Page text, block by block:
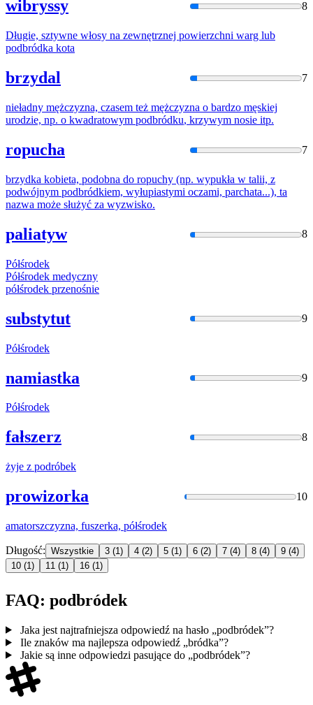
wibryssy 8
Długie, sztywne włosy na zewnętrznej powierzchni warg lub
podbródka kota
brzydal 7
nieładny mężczyzna, czasem też mężczyzna o bardzo męskiej
urodzie, np. o kwadratowym podbródku, krzywym nosie itp.
ropucha 7
brzydka kobieta, podobna do ropuchy (np. wypukła w talii, z
podwójnym podbródkiem, wyłupiastymi oczami, parchata...), ta
nazwa może służyć za wyzwisko.
paliatyw 8
Półśrodek
Półśrodek medyczny
półśrodek przenośnie
substytut 9
Półśrodek
namiastka 9
Półśrodek
fałszerz 8
żyje z podróbek
prowizorka 10
amatorszczyzna, fuszerka, półśrodek
Długość: Wszystkie 3 (1) 4 (2) 5 (1) 6 (2) 7 (4) 8 (4) 9 (4)
10 (1) 11 (1) 16 (1)
FAQ: podbródek
Jaka jest najtrafniejsza odpowiedź na hasło „podbródek”?
Ile znaków ma najlepsza odpowiedź „bródka”?
Jakie są inne odpowiedzi pasujące do „podbródek”?